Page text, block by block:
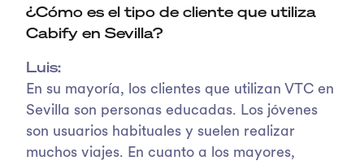
¿Cómo es el tipo de cliente que utiliza
Cabify en Sevilla?
Luis:
En su mayoría, los clientes que utilizan VTC en
Sevilla son personas educadas. Los jóvenes
son usuarios habituales y suelen realizar
muchos viajes. En cuanto a los mayores,